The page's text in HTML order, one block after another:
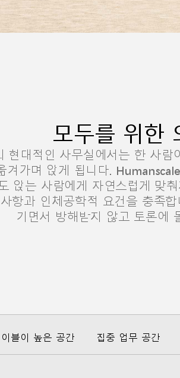
모두를 위한
현대적인 사무실에서는 한 사
겨가며 앉게 됩니다.
앉는 사람에게 자연스럽게 맞
항과 인체공학적 요건을 충족
기면서 방해받지 않고 토론에
블이 높은 공간 집중 업무 공간